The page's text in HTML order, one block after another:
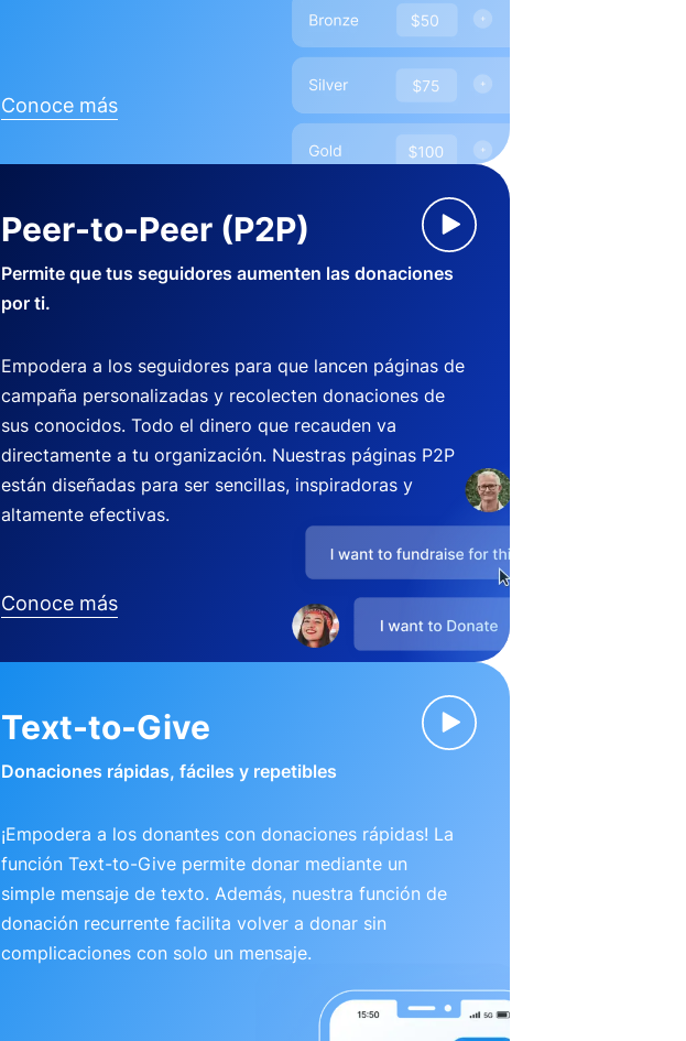
Conoce más
Peer-to-Peer (P2P)
Permite que tus seguidores aumenten las donaciones
por ti.
Empodera a los seguidores para que lancen páginas de
campaña personalizadas y recolecten donaciones de
sus conocidos. Todo el dinero que recauden va
directamente a tu organización. Nuestras páginas P2P
están diseñadas para ser sencillas, inspiradoras y
altamente efectivas.
Conoce más
Text-to-Give
Donaciones rápidas, fáciles y repetibles
¡Empodera a los donantes con donaciones rápidas! La
función Text-to-Give permite donar mediante un
simple mensaje de texto. Además, nuestra función de
donación recurrente facilita volver a donar sin
complicaciones con solo un mensaje.